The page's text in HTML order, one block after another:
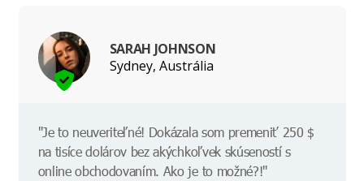
SARAH JOHNSON
Sydney, Austrália
"Je to neuveriteľné! Dokázala som premeniť 250 $
na tisíce dolárov bez akýchkoľvek skúseností s
online obchodovaním. Ako je to možné?!"